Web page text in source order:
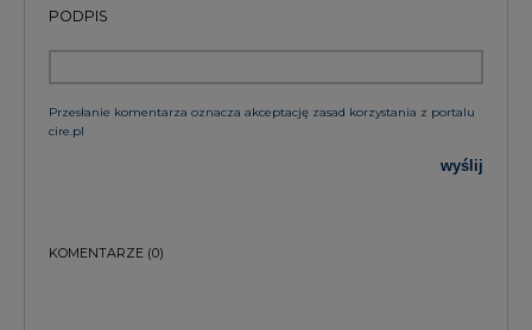
PODPIS
Przesłanie komentarza oznacza akceptację zasad korzystania z portalu
cire.pl
wyślij
KOMENTARZE (0)